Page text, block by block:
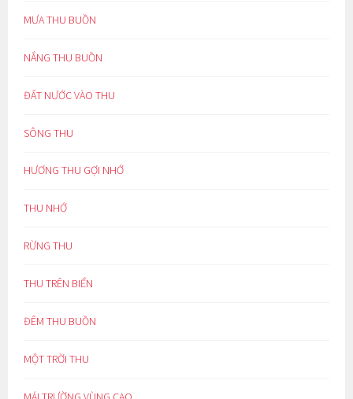
MƯA THU BUỒN
NẮNG THU BUỒN
ĐẤT NƯỚC VÀO THU
SÔNG THU
HƯƠNG THU GỢI NHỚ
THU NHỚ
RỪNG THU
THU TRÊN BIỂN
ĐÊM THU BUỒN
MỘT TRỜI THU